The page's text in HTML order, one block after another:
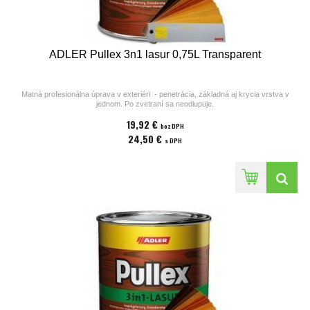
ADLER Pullex 3n1 lasur 0,75L Transparent
Matná profesionálna úprava v exteriéri - penetrácia, základná aj krycia vrstva v
jednom. Po zvetraní sa neodlupuje.
2. náter Pullex 3n1 lasur
Prosím vložte číslo nižšie odtieňu do poznámky pri zasielaní objednávky.
19,92 € bez DPH
24,50 € s DPH